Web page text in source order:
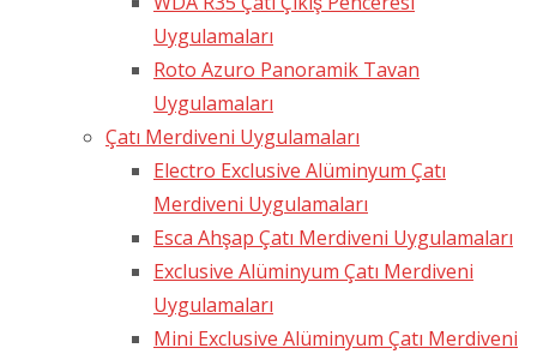
Uygulamaları
Roto Azuro Panoramik Tavan
Uygulamaları
Çatı Merdiveni Uygulamaları
Electro Exclusive Alüminyum Çatı
Merdiveni Uygulamaları
Esca Ahşap Çatı Merdiveni Uygulamaları
Exclusive Alüminyum Çatı Merdiveni
Uygulamaları
Mini Exclusive Alüminyum Çatı Merdiveni